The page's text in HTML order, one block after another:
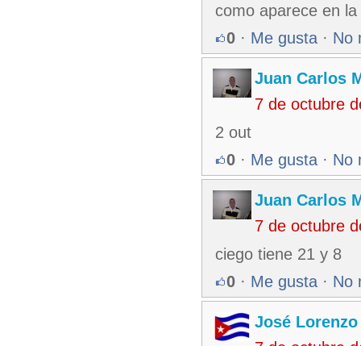
como aparece en
0 · Me gusta · No
Juan Carlos
7 de octubre
2 out
0 · Me gusta · No
Juan Carlos
7 de octubre
ciego tiene 21 y 8
0 · Me gusta · No
José